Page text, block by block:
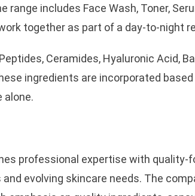
includes Face Wash, Toner,
together as part of a day-to-night
Ceramides, Hyaluronic Acid,
ingredients are incorporated
alone.
professional expertise with quality-
evolving skincare needs. The